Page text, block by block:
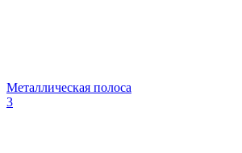
Металлическая полоса
3